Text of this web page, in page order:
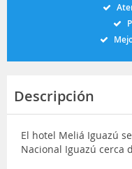
Descripción
El hotel Meliá Iguazú
Nacional Iguazú cerca